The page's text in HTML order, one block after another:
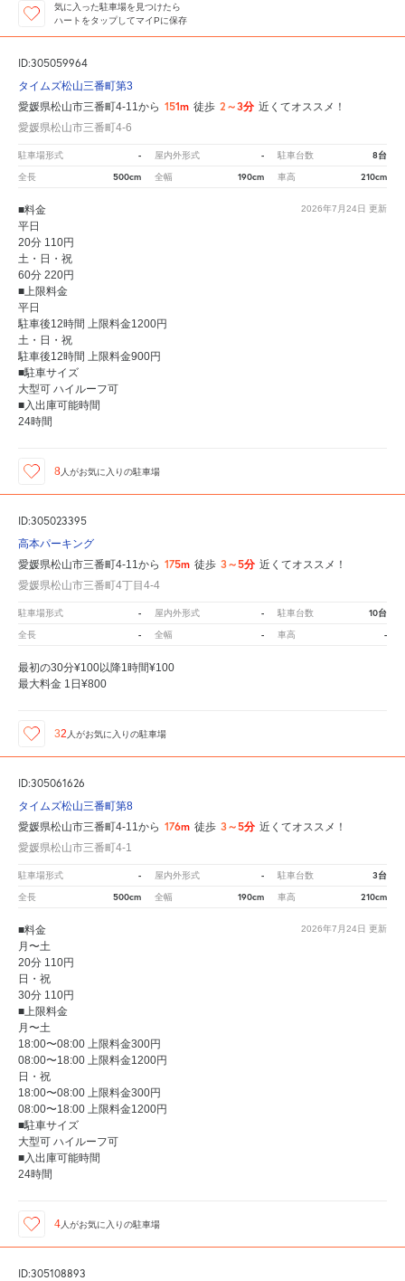
気に入った駐車場を見つけたら
ハートをタップしてマイPに保存
ID:305059964
タイムズ松山三番町第3
愛媛県松山市三番町4-11から 151m 徒歩 2～3分 近くてオススメ！
愛媛県松山市三番町4-6
駐車場形式 - 屋内外形式 - 駐車台数 8台
全長 500cm 全幅 190cm 車高 210cm
2026年7月24日 更新
■料金
平日
20分 110円
土・日・祝
60分 220円
■上限料金
平日
駐車後12時間 上限料金1200円
土・日・祝
駐車後12時間 上限料金900円
■駐車サイズ
大型可 ハイルーフ可
■入出庫可能時間
24時間
8 人がお気に入りの駐車場
ID:305023395
高本パーキング
愛媛県松山市三番町4-11から 175m 徒歩 3～5分 近くてオススメ！
愛媛県松山市三番町4丁目4-4
駐車場形式 - 屋内外形式 - 駐車台数 10台
全長 - 全幅 - 車高 -
最初の30分¥100以降1時間¥100
最大料金 1日¥800
32 人がお気に入りの駐車場
ID:305061626
タイムズ松山三番町第8
愛媛県松山市三番町4-11から 176m 徒歩 3～5分 近くてオススメ！
愛媛県松山市三番町4-1
駐車場形式 - 屋内外形式 - 駐車台数 3台
全長 500cm 全幅 190cm 車高 210cm
2026年7月24日 更新
■料金
月〜土
20分 110円
日・祝
30分 110円
■上限料金
月〜土
18:00〜08:00 上限料金300円
08:00〜18:00 上限料金1200円
日・祝
18:00〜08:00 上限料金300円
08:00〜18:00 上限料金1200円
■駐車サイズ
大型可 ハイルーフ可
■入出庫可能時間
24時間
4 人がお気に入りの駐車場
ID:305108893